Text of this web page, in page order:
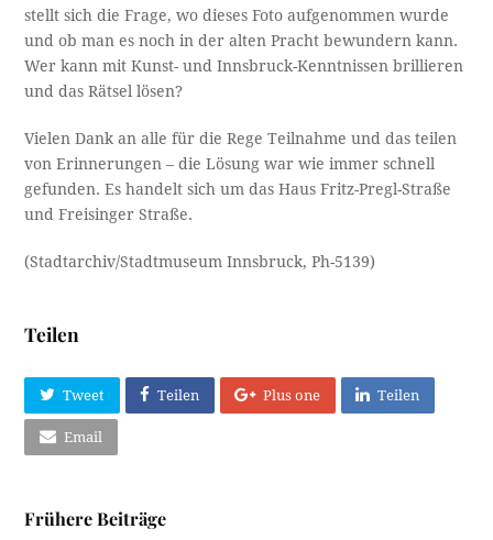
stellt sich die Frage, wo dieses Foto aufgenommen wurde
und ob man es noch in der alten Pracht bewundern kann.
Wer kann mit Kunst- und Innsbruck-Kenntnissen brillieren
und das Rätsel lösen?
Vielen Dank an alle für die Rege Teilnahme und das teilen
von Erinnerungen – die Lösung war wie immer schnell
gefunden. Es handelt sich um das Haus Fritz-Pregl-Straße
und Freisinger Straße.
(Stadtarchiv/Stadtmuseum Innsbruck, Ph-5139)
Teilen
Tweet Teilen Plus one Teilen
Email
Frühere Beiträge